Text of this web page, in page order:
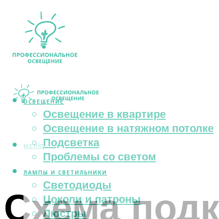
ОСВЕЩЕНИЕ
Освещение в квартире
Освещение в натяжном потолке
Подсветка
Проблемы со светом
ЛАМПЫ И СВЕТИЛЬНИКИ
Светодиоды
Цоколи и патроны
Люстры
МЕНЮ
Схема